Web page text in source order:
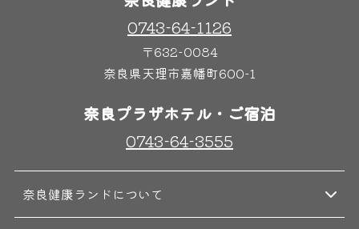
0743-64-1126
〒632-0084
奈良県天理市嘉幡町600-1
奈良プラザホテル・ご宿泊
0743-64-3555
奈良健康ランドについて